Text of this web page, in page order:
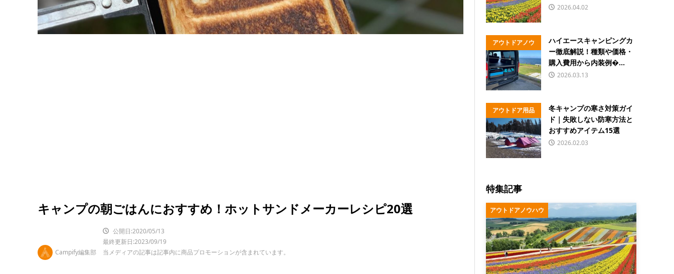
キャンプの朝ごはんにおすすめ！ホットサンドメーカーレシピ20選
Campify編集部
公開日:2020/05/13
最終更新日:2023/09/19
当メディアの記事は記事内に商品プロモーションが含まれています。
2026.04.02
アウトドアノウ
ハウ
ハイエースキャンピングカ
ー徹底解説！種類や価格・
購入費用から内装例�...
2026.03.13
アウトドア用品
冬キャンプの寒さ対策ガイ
ド｜失敗しない防寒方法と
おすすめアイテム15選
2026.02.03
特集記事
アウトドアノウハウ